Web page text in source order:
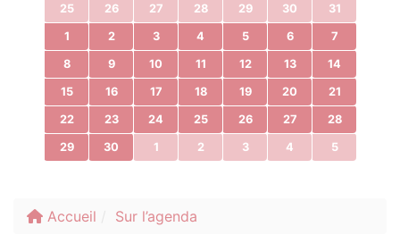
25 26 27 28 29 30 31
1 2 3 4 5 6 7
8 9 10 11 12 13 14
15 16 17 18 19 20 21
22 23 24 25 26 27 28
29 30 1 2 3 4 5
Accueil Sur l’agenda